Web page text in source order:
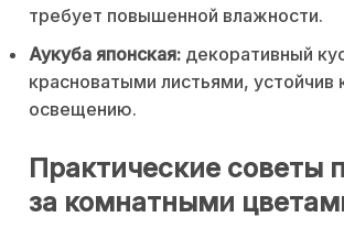
требует повышенной влажности.
Аукуба японская: декоративный
красноватыми листьями, устойчив
освещению.
Практические советы
за комнатными